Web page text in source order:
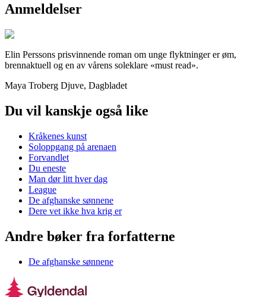
Anmeldelser
Elin Perssons prisvinnende roman om unge flyktninger er øm,
brennaktuell og en av vårens soleklare «must read».
Maya Troberg Djuve, Dagbladet
Du vil kanskje også like
Kråkenes kunst
Soloppgang på arenaen
Forvandlet
Du eneste
Man dør litt hver dag
League
De afghanske sønnene
Dere vet ikke hva krig er
Andre bøker fra forfatterne
De afghanske sønnene